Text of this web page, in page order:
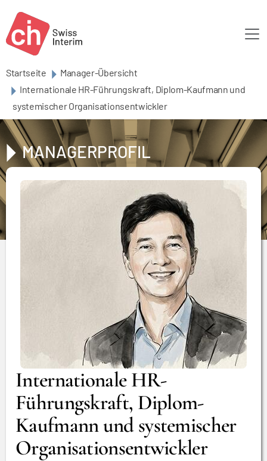
Startseite
Manager-Übersicht
Internationale HR-Führungskraft, Diplom-Kaufmann und
systemischer Organisationsentwickler
MANAGERPROFIL
Internationale HR-
Führungskraft, Diplom-
Kaufmann und systemischer
Organisationsentwickler